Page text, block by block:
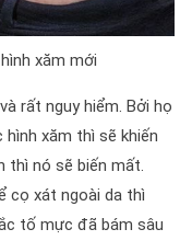
xăm mới
rất nguy hiểm. Bởi họ
xăm thì sẽ khiến
thì nó sẽ biến mất.
cọ xát ngoài da thì
tố mực đã bám sâu